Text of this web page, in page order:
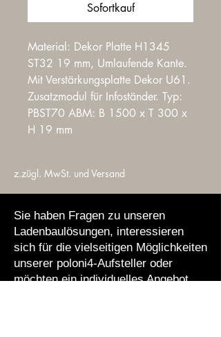
Sofortkauf
Material: Dekor Platte H1345
ST32 19 mm, Umlaufende Kante.
Mit Verstärkungsplatte Dekor U61.
Zusatzmodul für Infoständer. Typ:
PBST70 ABM: B 1500 x T 300 x
H 19 mm
z.zügl. MwSt. und Versand
Sie haben Fragen zu unseren
Ladenbaulösungen, interessieren
sich für die vielseitigen Möglichkeiten
unserer poloni4-Aufsteller oder
möchten ein individuelles Angebot